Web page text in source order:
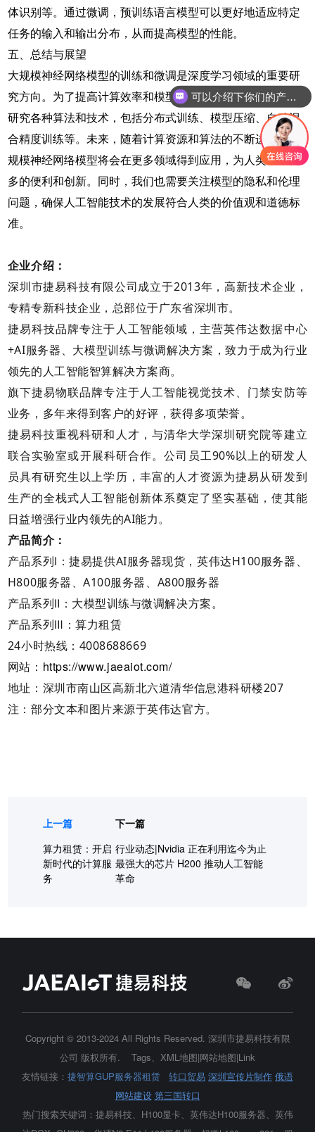
体识别等。通过微调，预训练语言模型可以更好地适应特定
任务的输入和输出分布，从而提高模型的性能。
五、总结与展望
大规模神经网络模型的训练和微调是深度学习领域的重要研
究方向。为了提高计算效率和模型泛化能力，我们需要深入
研究各种算法和技术，包括分布式训练、模型压缩、自动混
合精度训练等。未来，随着计算资源和算法的不断进步，大
规模神经网络模型将会在更多领域得到应用，为人类带来更
多的便利和创新。同时，我们也需要关注模型的隐私和伦理
问题，确保人工智能技术的发展符合人类的价值观和道德标
准。
企业介绍：
深圳市捷易科技有限公司成立于2013年，高新技术企业，
专精专新科技企业，总部位于广东省深圳市。
捷易科技品牌专注于人工智能领域，主营英伟达数据中心
+AI服务器、大模型训练与微调解决方案，致力于成为行业
领先的人工智能智算解决方案商。
旗下捷易物联品牌专注于人工智能视觉技术、门禁安防等
业务，多年来得到客户的好评，获得多项荣誉。
捷易科技重视科研和人才，与清华大学深圳研究院等建立
联合实验室或开展科研合作。公司员工90%以上的研发人
员具有研究生以上学历，丰富的人才资源为捷易从研发到
生产的全栈式人工智能创新体系奠定了坚实基础，使其能
日益增强行业内领先的AI能力。
产品简介：
产品系列Ⅰ：捷易提供AI服务器现货，英伟达H100服务器、
H800服务器、A100服务器、A800服务器
产品系列Ⅱ：大模型训练与微调解决方案。
产品系列Ⅲ：算力租赁
24小时热线：4008688669
网站： https://www.jaeaiot.com/
地址：深圳市南山区高新北六道清华信息港科研楼207
注：部分文本和图片来源于英伟达官方。
上一篇
算力租赁：开启
新时代的计算服
务
下一篇
行业动态|Nvidia 正在利用迄今为止
最强大的芯片 H200 推动人工智能
革命
Copyright © 2013-2024 All Rights Reserved. 深圳市捷易科技有限
公司 版权所有. Tags XML地图|网站地图|Link
友情链接： 捷智算GUP服务器租赁 转口贸易 深圳宣传片制作 俄语
网站建设 第三国转口
热门搜索关键词：捷易科技、H100显卡、 英伟达H100服务器 、英伟
可以介绍下你们的产品么